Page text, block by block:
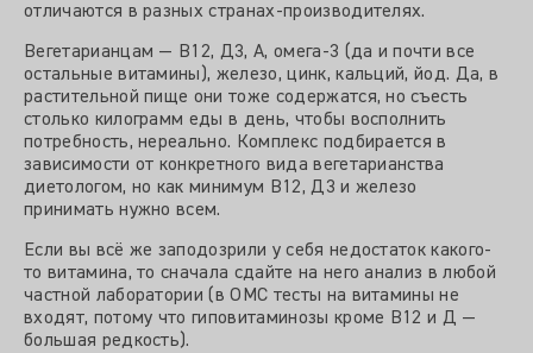
отличаются в разных странах-производителях.
Вегетарианцам — В12, Д3, А, омега-3 (да и почти все
остальные витамины), железо, цинк, кальций, йод. Да, в
растительной пище они тоже содержатся, но съесть
столько килограмм еды в день, чтобы восполнить
потребность, нереально. Комплекс подбирается в
зависимости от конкретного вида вегетарианства
диетологом, но как минимум В12, Д3 и железо
принимать нужно всем.
Если вы всё же заподозрили у себя недостаток какого-
то витамина, то сначала сдайте на него анализ в любой
частной лаборатории (в ОМС тесты на витамины не
входят, потому что гиповитаминозы кроме В12 и Д —
большая редкость).